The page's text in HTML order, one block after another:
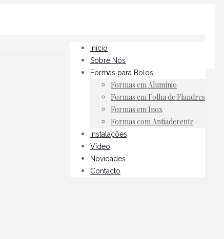
Início
Sobre Nós
Formas para Bolos
Formas em Alumínio
Formas em Folha de Flandres
Formas em Inox
Formas com Antiaderente
Instalações
Vídeo
Novidades
Contacto